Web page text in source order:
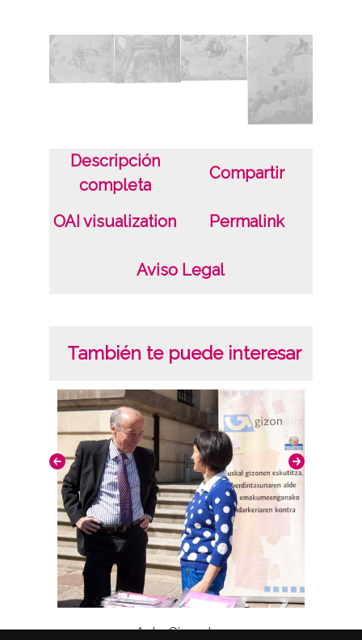
Licencia de las imágenes
Descripción
completa
Compartir
OAI visualization Permalink
Aviso Legal
También te puede interesar
Acto Gizonduz